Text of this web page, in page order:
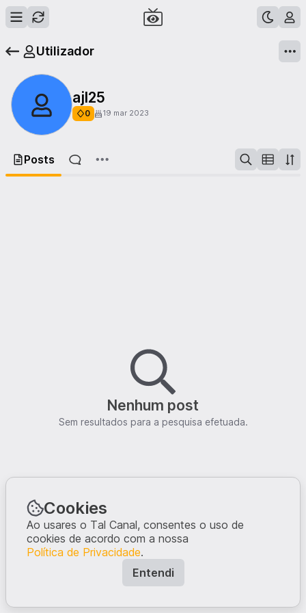
Utilizador
ajl25
0 19 mar 2023
Posts
Nenhum post
Sem resultados para a pesquisa efetuada.
Cookies
Ao usares o Tal Canal, consentes o uso de
cookies de acordo com a nossa
Política de Privacidade.
Entendi